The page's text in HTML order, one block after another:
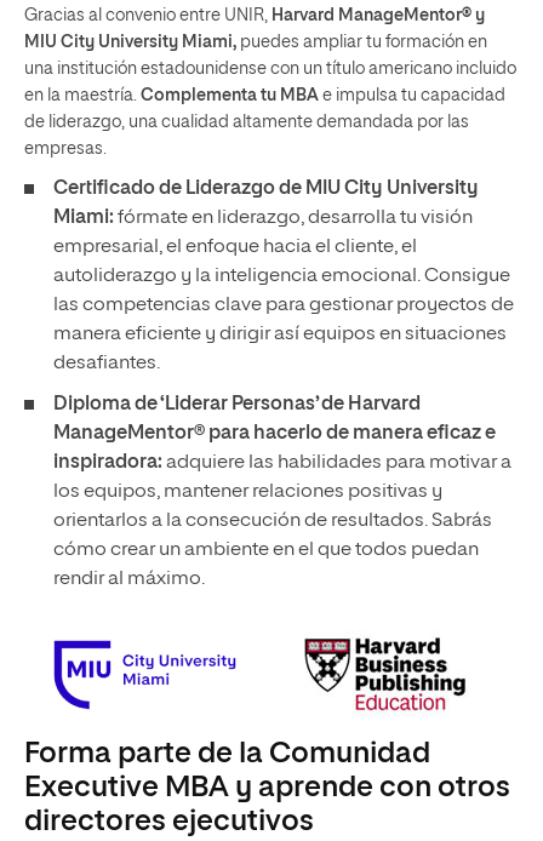
Gracias al convenio entre UNIR, Harvard ManageMentor® y
MIU City University Miami, puedes ampliar tu formación en
una institución estadounidense con un título americano incluido
en la maestría. Complementa tu MBA e impulsa tu capacidad
de liderazgo, una cualidad altamente demandada por las
empresas.
Certificado de Liderazgo de MIU City University
Miami: fórmate en liderazgo, desarrolla tu visión
empresarial, el enfoque hacia el cliente, el
autoliderazgo y la inteligencia emocional. Consigue
las competencias clave para gestionar proyectos de
manera eficiente y dirigir así equipos en situaciones
desafiantes.
Diploma de ‘Liderar Personas’ de Harvard
ManageMentor® para hacerlo de manera eficaz e
inspiradora: adquiere las habilidades para motivar a
los equipos, mantener relaciones positivas y
orientarlos a la consecución de resultados. Sabrás
cómo crear un ambiente en el que todos puedan
rendir al máximo.
Forma parte de la Comunidad
Executive MBA y aprende con otros
directores ejecutivos